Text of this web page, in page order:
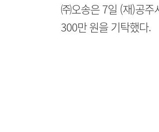
㈜오송은 7일 (재)공주
300만 원을 기탁했다.